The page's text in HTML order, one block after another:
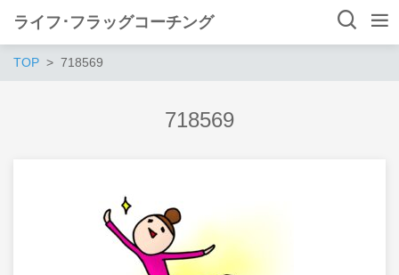
ライフ･フラッグコーチング
TOP 718569
718569